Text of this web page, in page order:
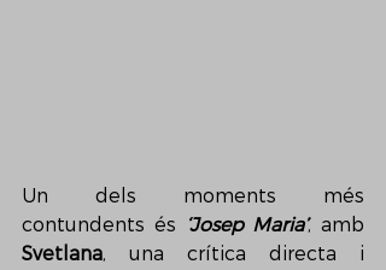
Un dels moments més
contundents és
‘Josep Maria’
Svetlana, una crítica directa i